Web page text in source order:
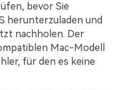
bevor Sie
herunterzuladen und
nachholen. Der
Mac-Modell
für den es keine